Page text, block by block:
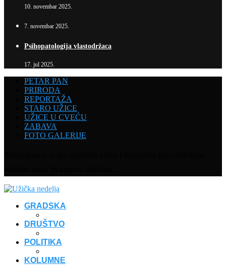
10. novembar 2025.
7. novembar 2025.
Psihopatologija vlastodržaca
17. jul 2025.
PETAR PAN
PRIRODA
REPORTAŽA
STARO UŽICE
UŽICE U CVEĆU
ZABAVA
FOTO GALERIJE
GRADSKA
DRUŠTVO
POLITIKA
KOLUMNE